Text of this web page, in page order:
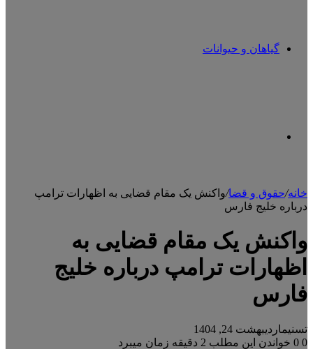
گیاهان و حیوانات
پوسته
خانه/حقوق و قضا/واکنش یک مقام قضایی به اظهارات ترامپ
درباره خلیج فارس
واکنش یک مقام قضایی به
اظهارات ترامپ درباره خلیج
فارس
تسنیماردیبهشت 24, 1404
0
خواندن این مطلب 2 دقیقه زمان میبرد